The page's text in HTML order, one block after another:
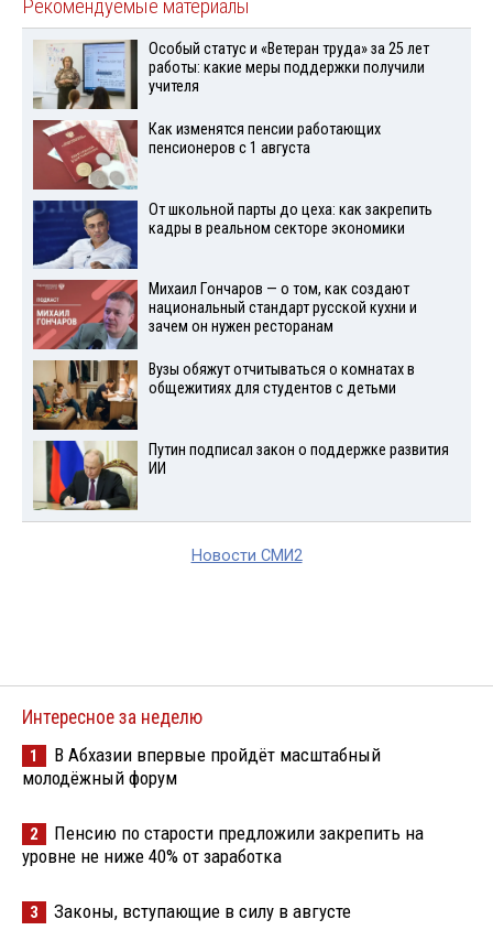
Рекомендуемые материалы
Особый статус и «Ветеран труда» за 25 лет
работы: какие меры поддержки получили
учителя
Как изменятся пенсии работающих
пенсионеров с 1 августа
От школьной парты до цеха: как закрепить
кадры в реальном секторе экономики
Михаил Гончаров — о том, как создают
национальный стандарт русской кухни и
зачем он нужен ресторанам
Вузы обяжут отчитываться о комнатах в
общежитиях для студентов с детьми
Путин подписал закон о поддержке развития
ИИ
Новости СМИ2
Интересное за неделю
1
В Абхазии впервые пройдёт масштабный
молодёжный форум
2
Пенсию по старости предложили закрепить на
уровне не ниже 40% от заработка
3 Законы, вступающие в силу в августе